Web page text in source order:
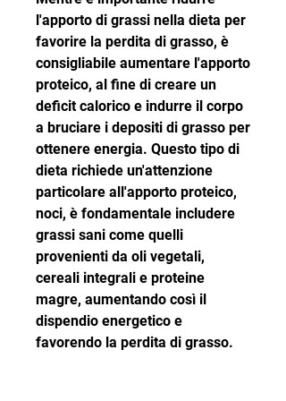
l'apporto di grassi nella dieta per
favorire la perdita di grasso, è
consigliabile aumentare l'apporto
proteico, al fine di creare un
deficit calorico e indurre il corpo
a bruciare i depositi di grasso per
ottenere energia. Questo tipo di
dieta richiede un'attenzione
particolare all'apporto proteico,
noci, è fondamentale includere
grassi sani come quelli
provenienti da oli vegetali,
cereali integrali e proteine ​​
magre, aumentando così il
dispendio energetico e
favorendo la perdita di grasso.